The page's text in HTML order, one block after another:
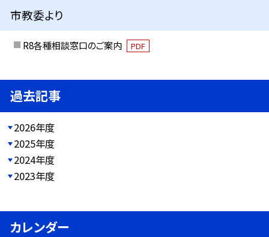
市教委より
R8各種相談窓口のご案内 PDF
過去記事
2026年度
2025年度
2024年度
2023年度
カレンダー